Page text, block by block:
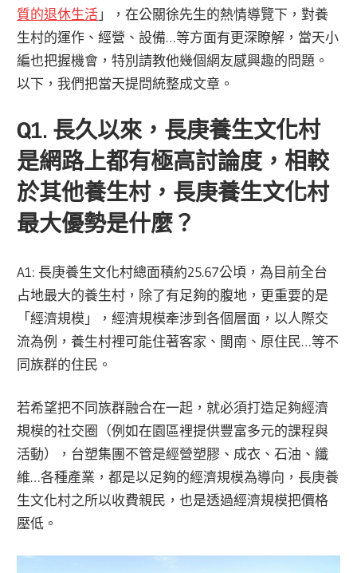
質的退休生活」，在公關徐先生的熱情導覽下，對養
生村的運作、經營、設備…等方面有更深瞭解，當天小
編也把握機會，特別請教他幾個網友感興趣的問題。
以下，我們把當天提問統整成文章。
Q1. 長久以來，長庚養生文化村
是網路上都有極高討論度，相較
於其他養生村，長庚養生文化村
最大優勢是什麼？
A1: 長庚養生文化村總面積約25.67公頃，為目前全台
占地最大的養生村，除了有足夠的腹地，更重要的是
「經濟規模」，經濟規模牽涉到各個層面，以人際交
流為例，養生村裡可能住著客家、閩南、原住民…等不
同族群的住民。
若希望把不同族群融合在一起，就必須打造足夠經濟
規模的社交圈（例如在園區裡提供豐富多元的課程與
活動），台塑集團不管是經營塑膠、成衣、石油、纖
維…各種產業，都是以足夠的經濟規模為導向，長庚養
生文化村之所以收費親民，也是透過經濟規模把價格
壓低。